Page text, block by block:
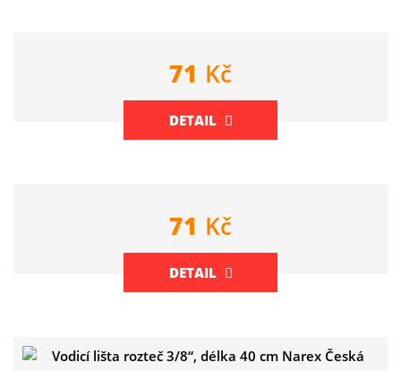
71 Kč
DETAIL
71 Kč
DETAIL